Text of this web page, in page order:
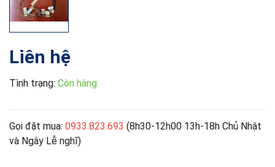
Liên hệ
Tình trạng: Còn hàng
Gọi đặt mua: 0933.823.693 (8h30-12h00 13h-18h Chủ Nhật
và Ngày Lễ nghĩ)